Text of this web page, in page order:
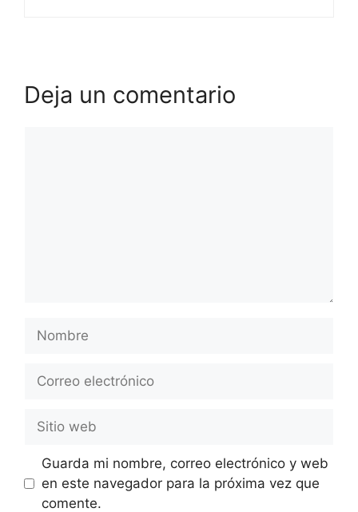
Deja un comentario
electrónico
web
Guarda mi nombre, correo electrónico y web
en este navegador para la próxima vez que
comente.